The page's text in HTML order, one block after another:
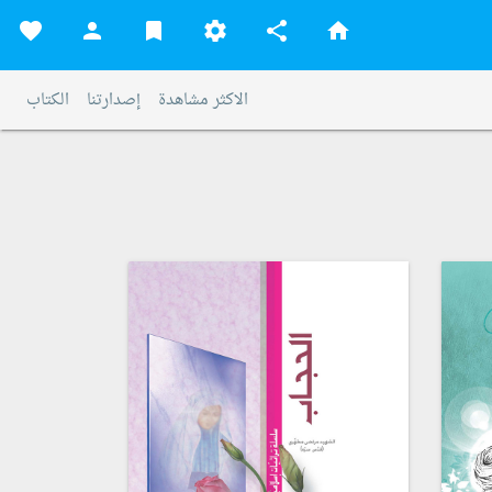
home
share
settings
bookmark
person
favorite
الاكثر مشاهدة إصدارتنا الكتاب